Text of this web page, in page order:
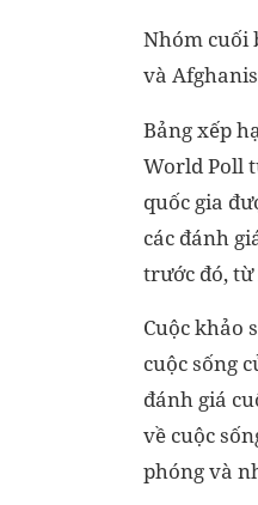
Nhóm cuối
và
Bảng xếp
World Poll
quốc gia
các đánh
trước đó, từ
Cuộc khảo
cuộc sống
đánh giá
về cuộc
phóng và